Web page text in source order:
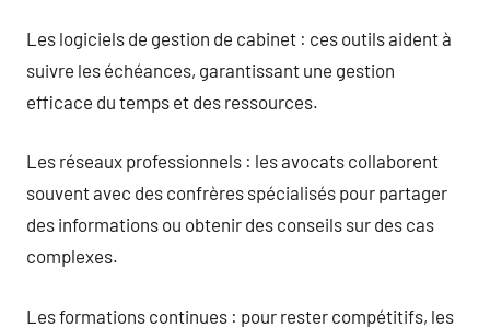
Les logiciels de gestion de cabinet : ces outils aident à
suivre les échéances, garantissant une gestion
efficace du temps et des ressources.
Les réseaux professionnels : les avocats collaborent
souvent avec des confrères spécialisés pour partager
des informations ou obtenir des conseils sur des cas
complexes.
Les formations continues : pour rester compétitifs, les